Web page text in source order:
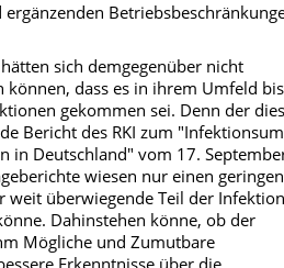
sich demgegenüber nicht
dass es in ihrem Umfeld
gekommen sei. Denn der
Bericht des RKI zum
in Deutschland" vom 17.
wiesen nur einen geringen
weit überwiegende Teil der
Dahinstehen könne, ob der
Mögliche und Zumutbare
Erkenntnisse über die